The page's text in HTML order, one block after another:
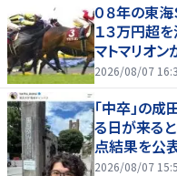
０８年の東
１３万円超
マトマリオン
2026/08/07
「中卒」の
る日が来る
点結果を公
2026/08/07